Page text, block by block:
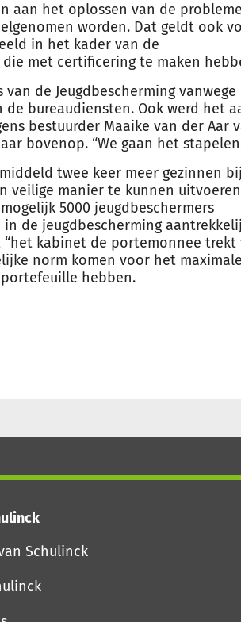
aan het oplossen van de
worden. Dat geldt ook
in het kader van de
met certificering te maken
de Jeugdbescherming vanwege
bureaudiensten. Ook werd het
bestuurder Maaike van der Aar
bovenop. “We gaan het
twee keer meer gezinnen
veilige manier te kunnen
5000 jeugdbeschermers
de jeugdbescherming
“het kabinet de portemonnee trekt
norm komen voor het maximale
hebben.
Schulinck